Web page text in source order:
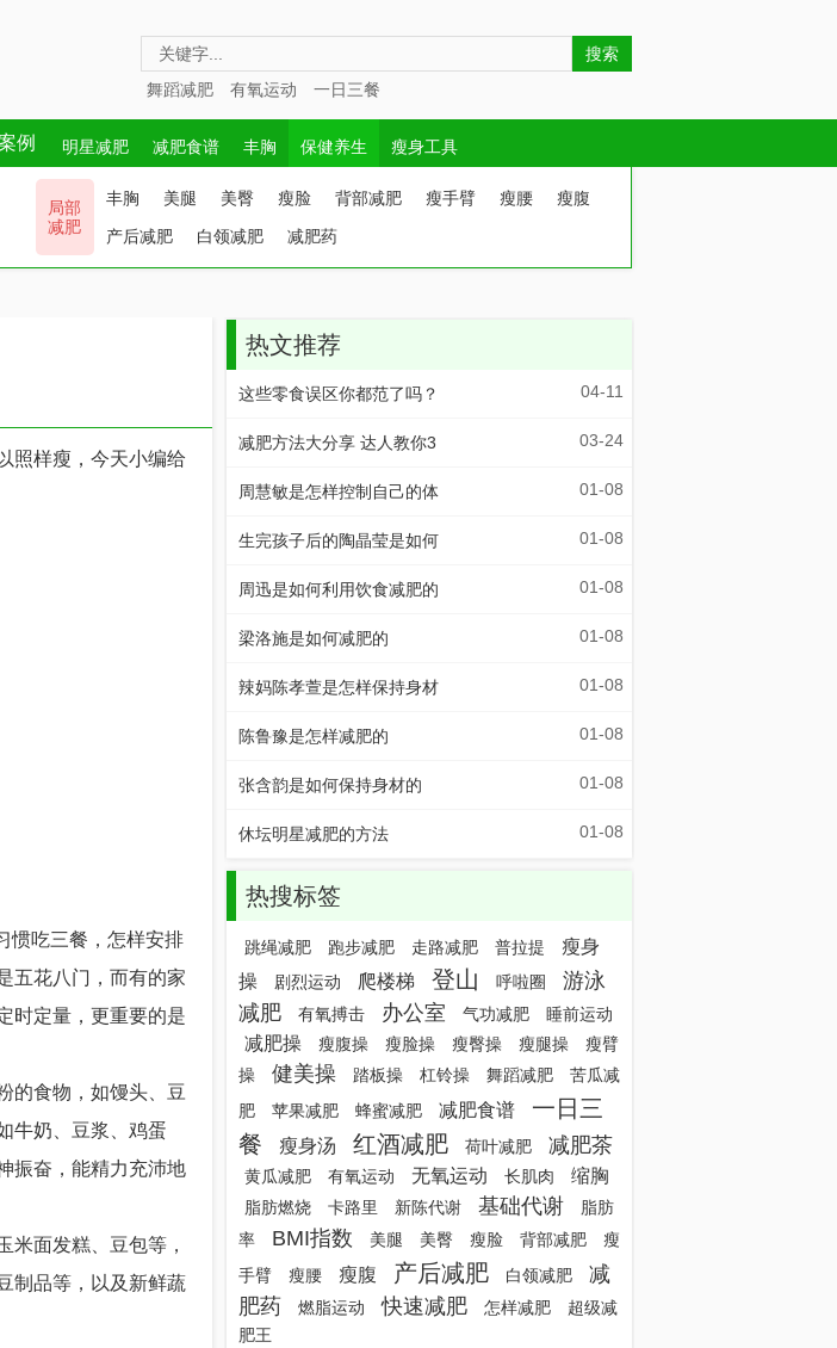
舞蹈减肥 有氧运动 一日三餐
例 明星减肥 减肥食谱 丰胸 保健养生 瘦身工具
局部
减肥
丰胸 美腿 美臀 瘦脸 背部减肥 瘦手臂 瘦腰
瘦腹
产后减肥
白领减肥 减肥药
样瘦，今天小编给
吃三餐，怎样安排
五花八门，而有的家
时定量，更重要的是
食物，如馒头、豆
牛奶、豆浆、鸡蛋
振奋，能精力充沛地
面发糕、豆包等，
制品等，以及新鲜蔬
热文推荐
这些零食误区你都范了吗？ 04-11
减肥方法大分享 达人教你3 03-24
周慧敏是怎样控制自己的体 01-08
生完孩子后的陶晶莹是如何 01-08
周迅是如何利用饮食减肥的 01-08
梁洛施是如何减肥的 01-08
辣妈陈孝萱是怎样保持身材 01-08
陈鲁豫是怎样减肥的 01-08
张含韵是如何保持身材的 01-08
休坛明星减肥的方法 01-08
热搜标签
跳绳减肥 跑步减肥 走路减肥 普拉提
瘦身
操
剧烈运动 爬楼梯 登山 呼啦圈
游泳
减肥
有氧搏击 办公室 气功减肥 睡前运动
减肥操 瘦腹操 瘦脸操 瘦臀操 瘦腿操
瘦臂
操
健美操 踏板操 杠铃操 舞蹈减肥
苦瓜减
肥
苹果减肥 蜂蜜减肥 减肥食谱
一日三
餐
瘦身汤 红酒减肥 荷叶减肥 减肥茶
黄瓜减肥 有氧运动 无氧运动 长肌肉 缩胸
脂肪燃烧 卡路里 新陈代谢 基础代谢
脂肪
率
BMI指数 美腿 美臀 瘦脸 背部减肥
瘦
手臂
瘦腰 瘦腹 产后减肥 白领减肥
减
肥药
燃脂运动 快速减肥 怎样减肥
超级减
肥王